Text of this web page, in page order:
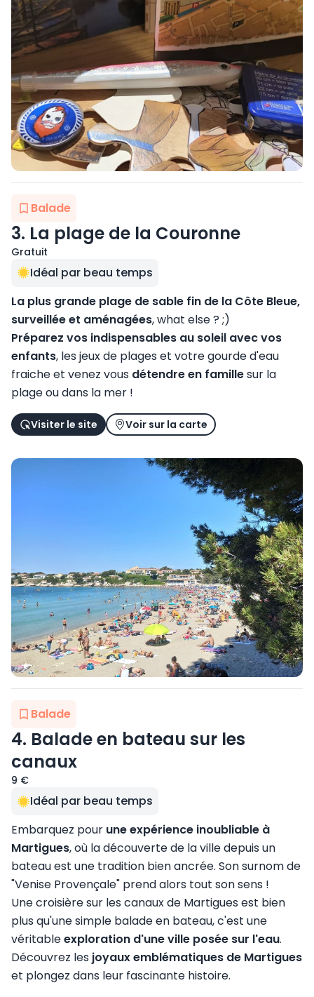
Balade
3. La plage de la Couronne
Gratuit
Idéal par beau temps
La plus grande plage de sable fin de la Côte Bleue,
surveillée et aménagées
Préparez vos indispensables au soleil avec vos
enfants, les jeux de plages et votre gourde d'eau
fraiche et venez vous détendre en famillesur la
plage ou dans la mer !
Visiter le site Voir sur la carte
Balade
4. Balade en bateau sur les
canaux
9 €
Idéal par beau temps
Embarquez pour une expérience inoubliable à
Martigues, où la découverte de la ville depuis un
bateau est une tradition bien ancrée. Son surnom de
"Venise Provençale" prend alors tout son sens !
Une croisière sur les canaux de Martigues est bien
plus qu'une simple balade en bateau, c'est une
véritableexploration d'une ville posée sur l'eau.
Découvrez les joyaux emblématiques de Martigues
et plongez dans leur fascinante histoire.